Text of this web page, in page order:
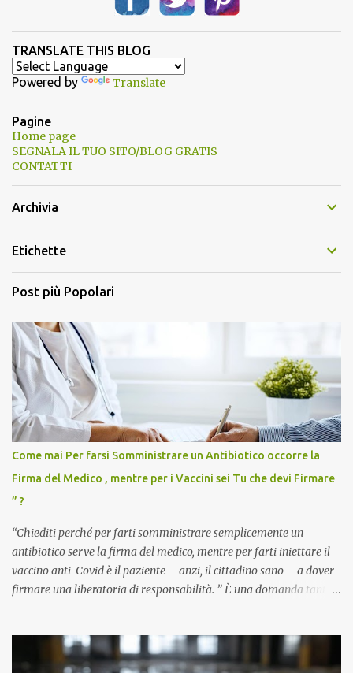
TRANSLATE THIS BLOG
Powered by Translate
Pagine
Home page
SEGNALA IL TUO SITO/BLOG GRATIS
CONTATTI
Archivia
Etichette
Post più Popolari
Come mai Per farsi Somministrare un Antibiotico occorre la
Firma del Medico , mentre per i Vaccini sei Tu che devi Firmare
” ?
“Chiediti perché per farti somministrare semplicemente un
antibiotico serve la firma del medico, mentre per farti iniettare il
vaccino anti-Covid è il paziente – anzi, il cittadino sano – a dover
firmare una liberatoria di responsabilità. ” È una domanda tanto
pandemia. Un interrogativo che dovrebbe scuotere chiunque abbia
ancora il coraggio di pensare con la propria testa. Per il vaccino